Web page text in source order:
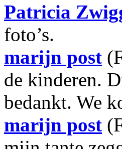
Patricia
foto’s.
marijn post
de kinderen.
bedankt. We
marijn post